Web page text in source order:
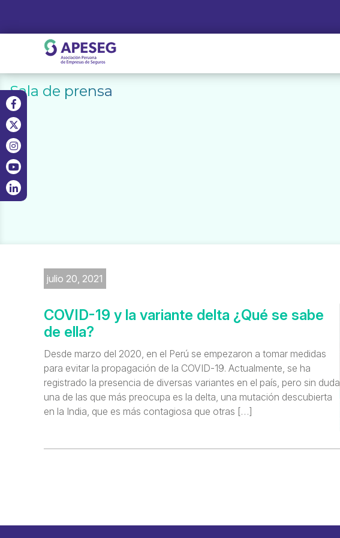
content
APESEG
Sala de prensa
julio 20, 2021
COVID-19 y la variante delta ¿Qué se sabe
de ella?
Desde marzo del 2020, en el Perú se empezaron a tomar medidas
para evitar la propagación de la COVID-19. Actualmente, se ha
registrado la presencia de diversas variantes en el país, pero sin duda
una de las que más preocupa es la delta, una mutación descubierta
en la India, que es más contagiosa que otras […]